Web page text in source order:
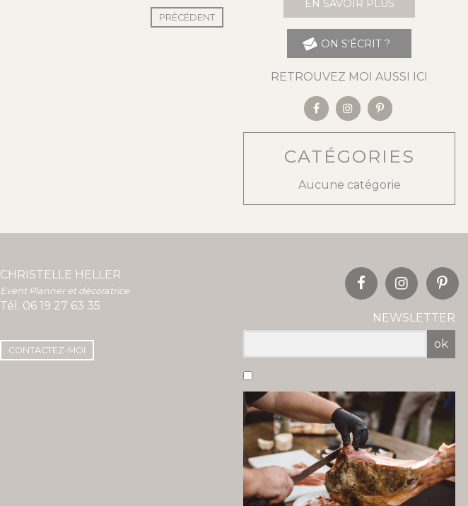
PRÉCÉDENT
EN SAVOIR PLUS
ON S'ÉCRIT ?
RETROUVEZ MOI AUSSI ICI
CATÉGORIES
Aucune catégorie
CHRISTELLE HELLER
Event Planner et décoratrice
Tél. 06 19 27 63 35
CONTACTEZ-MOI
NEWSLETTER
ok